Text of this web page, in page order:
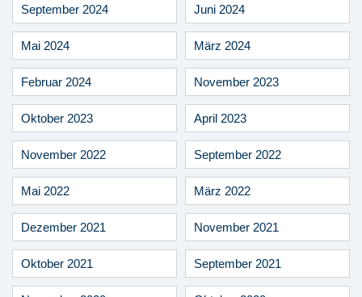
September 2024 Juni 2024
Mai 2024 März 2024
Februar 2024 November 2023
Oktober 2023 April 2023
November 2022 September 2022
Mai 2022 März 2022
Dezember 2021 November 2021
Oktober 2021 September 2021